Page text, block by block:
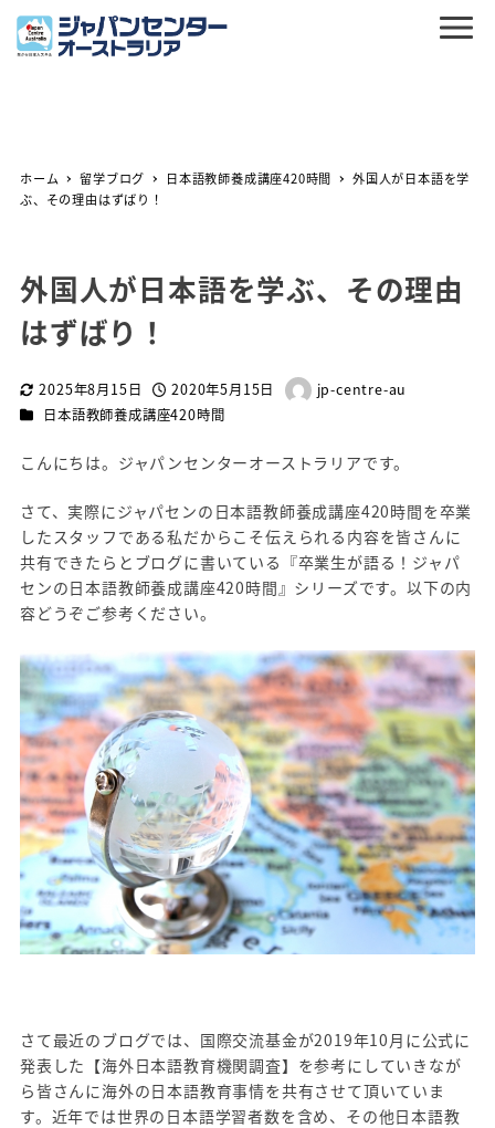
ホーム 留学ブログ 日本語教師養成講座420時間
外国人が日本語を学
ぶ、その理由はずばり！
外国人が日本語を学ぶ、その理由
はずばり！
更新日2025年8月15日 投稿日2020年5月15日
著
jp-centre-au
カテゴリー
日本語教師養成講座420時間
こんにちは。ジャパンセンターオーストラリアです。
さて、実際にジャパセンの日本語教師養成講座420時間を卒業
したスタッフである私だからこそ伝えられる内容を皆さんに
共有できたらとブログに書いている『卒業生が語る！ジャパ
センの日本語教師養成講座420時間』シリーズです。以下の内
容どうぞご参考ください。
さて最近のブログでは、国際交流基金が2019年10月に公式に
発表した【海外日本語教育機関調査】を参考にしていきなが
ら皆さんに海外の日本語教育事情を共有させて頂いていま
す。近年では世界の日本語学習者数を含め、その他日本語教